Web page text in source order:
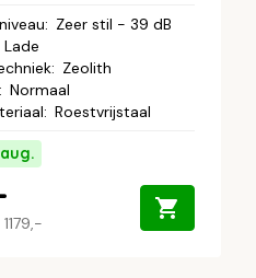
: Zeer stil - 39 dB
Lade
: Zeolith
: Normaal
: Roestvrijstaal
1179,-